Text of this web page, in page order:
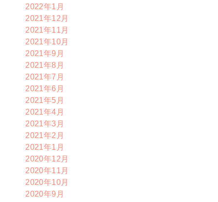
2022年1月
2021年12月
2021年11月
2021年10月
2021年9月
2021年8月
2021年7月
2021年6月
2021年5月
2021年4月
2021年3月
2021年2月
2021年1月
2020年12月
2020年11月
2020年10月
2020年9月